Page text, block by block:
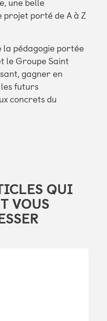
une belle
projet porté de A à Z
la pédagogie portée
le Groupe Saint
gagner en
futurs
concrets du
QUI
VOUS